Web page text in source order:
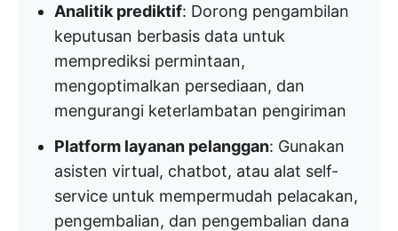
Analitik prediktif: Dorong pengambilan
keputusan berbasis data untuk
memprediksi permintaan,
mengoptimalkan persediaan, dan
mengurangi keterlambatan pengiriman
Platform layanan pelanggan: Gunakan
asisten virtual, chatbot, atau alat self-
service untuk mempermudah pelacakan,
pengembalian, dan pengembalian dana